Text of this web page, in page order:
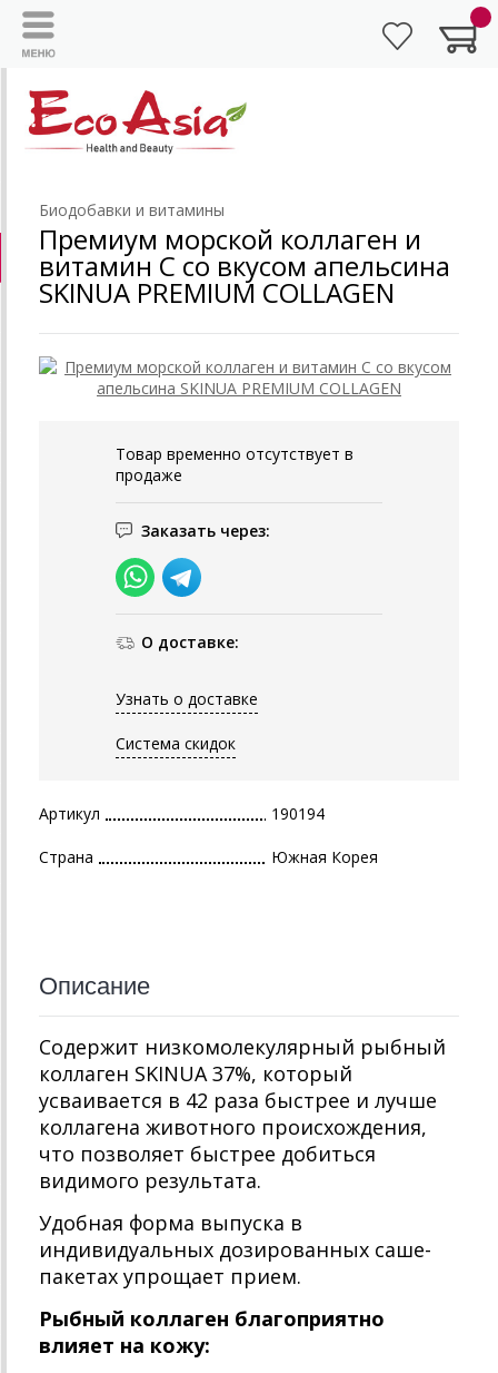
Биодобавки и витамины
Премиум морской коллаген и
витамин С со вкусом апельсина
SKINUA PREMIUM COLLAGEN
Товар временно отсутствует в
продаже
Заказать через:
О доставке:
Узнать о доставке
Система скидок
Артикул 190194
Страна Южная Корея
Описание
Содержит низкомолекулярный рыбный
коллаген SKINUA 37%, который
усваивается в 42 раза быстрее и лучше
коллагена животного происхождения,
что позволяет быстрее добиться
видимого результата.
Удобная форма выпуска в
индивидуальных дозированных саше-
пакетах упрощает прием.
Рыбный коллаген благоприятно
влияет на кожу: